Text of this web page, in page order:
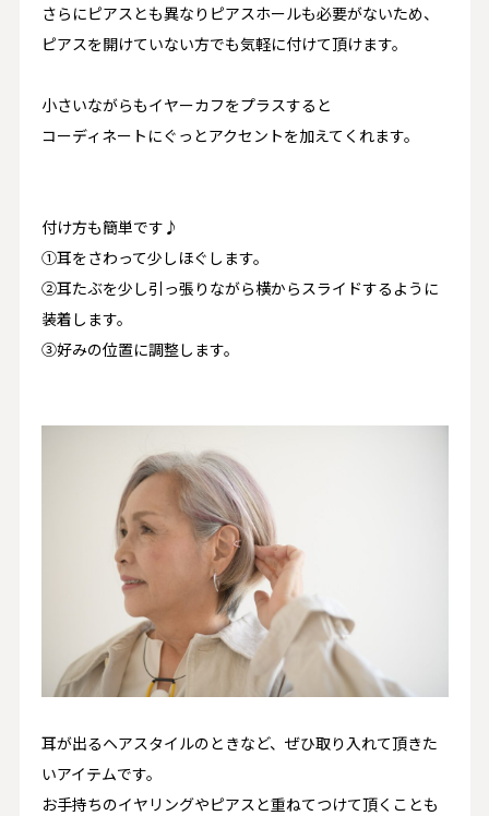
さらにピアスとも異なりピアスホールも必要がないため、
ピアスを開けていない方でも気軽に付けて頂けます。
小さいながらもイヤーカフをプラスすると
コーディネートにぐっとアクセントを加えてくれます。
付け方も簡単です♪
①耳をさわって少しほぐします。
②耳たぶを少し引っ張りながら横からスライドするように
装着します。
③好みの位置に調整します。
耳が出るヘアスタイルのときなど、ぜひ取り入れて頂きた
いアイテムです。
お手持ちのイヤリングやピアスと重ねてつけて頂くことも